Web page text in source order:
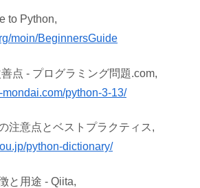
to Python,
moin/BeginnersGuide
点 - プログラミング問題.com,
python-3-13/
注意点とベストプラクティス,
python-dictionary/
と用途 - Qiita,